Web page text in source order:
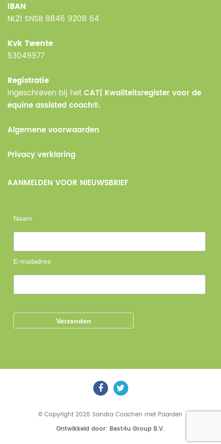
IBAN
NL21 SNSB 8846 9208 64
Kvk Twente
53049977
Registratie
Ingeschreven bij het CAT| Kwaliteitsregister voor de
equine assisted coach®.
Algemene voorwaarden
Privacy verklaring
AANMELDEN VOOR NIEUWSBRIEF
Naam
E-mailadres
© Copyright 2026 Sandra Coachen met Paarden
Ontwikkeld door: Best4u Group B.V.